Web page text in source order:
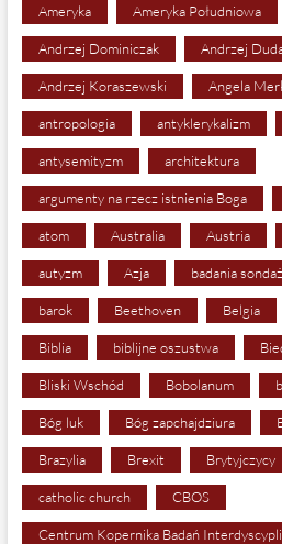
Ameryka Ameryka Południowa
Andrzej Dominiczak Andrzej
Andrzej Koraszewski Angela
antropologia antyklerykalizm
antysemityzm architektura
argumenty na rzecz istnienia Boga
atom Australia Austria
autyzm Azja badania
barok Beethoven Belgia
Biblia biblijne oszustwa
Bliski Wschód Bobolanum
Bóg luk Bóg zapchajdziura
Brazylia Brexit Brytyjczycy
catholic church CBOS
Centrum Kopernika Badań